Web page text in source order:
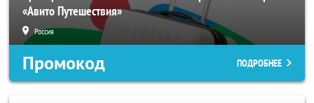
«Авито Путешествия»
Россия
Промокод ПОДРОБНЕЕ